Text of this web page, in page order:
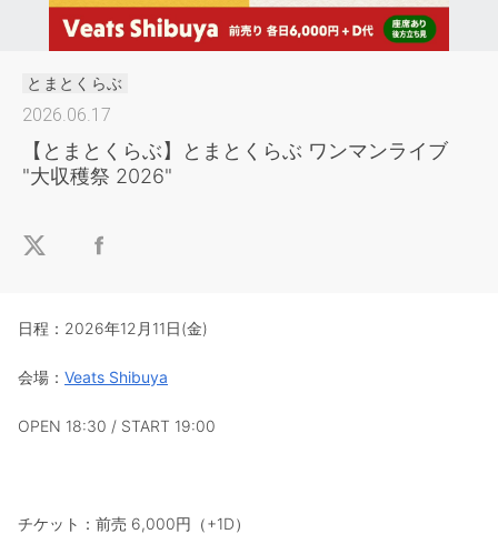
とまとくらぶ
2026.06.17
【とまとくらぶ】とまとくらぶ ワンマンライブ
"大収穫祭 2026"
日程：2026年12月11日(金)
会場： Veats Shibuya
OPEN 18:30 / START 19:00
チケット：前売 6,000円（+1D）